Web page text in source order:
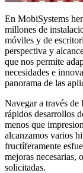
En MobiSystems
millones de
móviles y de
perspectiva y
que nos permite
necesidades e
panorama de las
Navegar a través de
rápidos desarrollos
menos que
alcanzamos varios
fructíferamente
mejoras necesarias,
solicitadas.